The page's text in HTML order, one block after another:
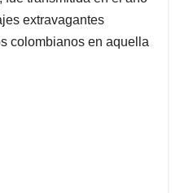
extravagantes
colombianos en aquella